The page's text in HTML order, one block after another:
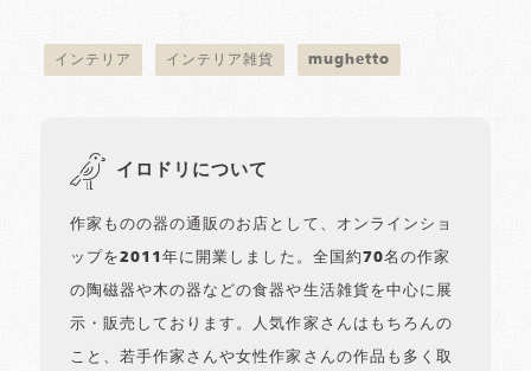
インテリア インテリア雑貨 mughetto
イロドリについて
作家ものの器の通販のお店として、オンラインショ
ップを2011年に開業しました。全国約70名の作家
の陶磁器や木の器などの食器や生活雑貨を中心に展
示・販売しております。人気作家さんはもちろんの
こと、若手作家さんや女性作家さんの作品も多く取